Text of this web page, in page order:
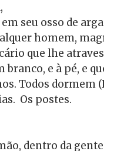
seu osso de
Os postes.